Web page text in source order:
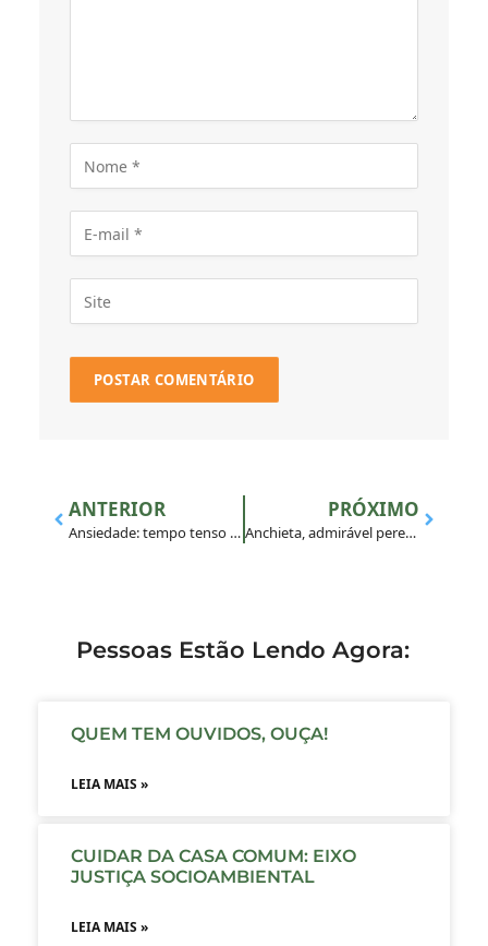
ANTERIOR
Ansiedade: tempo tenso e estéril
PRÓXIMO
Anchieta, admirável peregrino
Pessoas Estão Lendo Agora:
QUEM TEM OUVIDOS, OUÇA!
LEIA MAIS »
CUIDAR DA CASA COMUM: EIXO
JUSTIÇA SOCIOAMBIENTAL
LEIA MAIS »